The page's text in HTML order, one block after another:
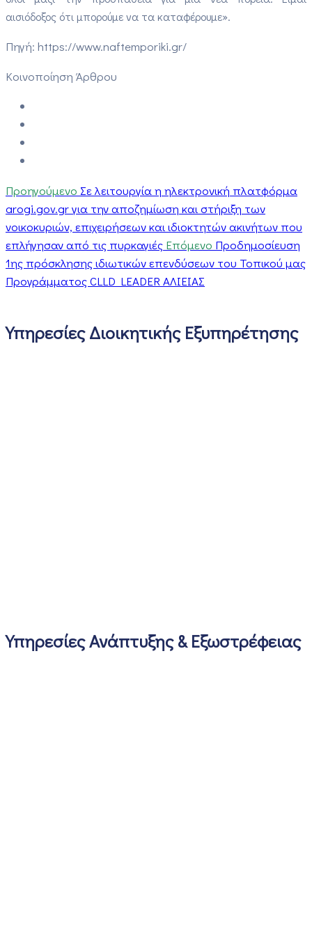
αισιόδοξος ότι μπορούμε να τα καταφέρουμε».
Πηγή: https://www.naftemporiki.gr/
Κοινοποίηση Άρθρου
Προηγούμενο Σε λειτουργία η ηλεκτρονική πλατφόρμα
arogi.gov.gr για την αποζημίωση και στήριξη των
νοικοκυριών, επιχειρήσεων και ιδιοκτητών ακινήτων που
επλήγησαν από τις πυρκαγιές Επόμενο Προδημοσίευση
1ης πρόσκλησης ιδιωτικών επενδύσεων του Τοπικού μας
Προγράμματος CLLD LEADER ΑΛΙΕΙΑΣ
Υπηρεσίες Διοικητικής Εξυπηρέτησης
Υπηρεσίες Ανάπτυξης & Εξωστρέφειας